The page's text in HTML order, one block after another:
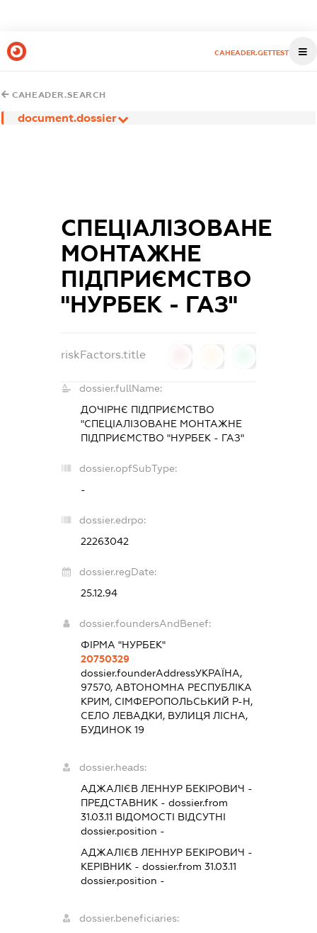
CAHEADER.GETTEST
CAHEADER.SEARCH
document.dossier
СПЕЦІАЛІЗОВАНЕ
МОНТАЖНЕ
ПІДПРИЄМСТВО
"НУРБЕК - ГАЗ"
riskFactors.title
dossier.fullName:
ДОЧІРНЄ ПІДПРИЄМСТВО
"СПЕЦІАЛІЗОВАНЕ МОНТАЖНЕ
ПІДПРИЄМСТВО "НУРБЕК - ГАЗ"
dossier.opfSubType:
-
dossier.edrpo:
22263042
dossier.regDate:
25.12.94
dossier.foundersAndBenef:
ФІРМА "НУРБЕК"
20750329
dossier.founderAddressУКРАЇНА,
97570, АВТОНОМНА РЕСПУБЛІКА
КРИМ, СІМФЕРОПОЛЬСЬКИЙ Р-Н,
СЕЛО ЛЕВАДКИ, ВУЛИЦЯ ЛІСНА,
БУДИНОК 19
dossier.heads:
АДЖАЛІЄВ ЛЕННУР БЕКІРОВИЧ -
ПРЕДСТАВНИК - dossier.from
31.03.11 ВІДОМОСТІ ВІДСУТНІ
dossier.position -
АДЖАЛІЄВ ЛЕННУР БЕКІРОВИЧ -
КЕРІВНИК - dossier.from 31.03.11
dossier.position -
dossier.beneficiaries: